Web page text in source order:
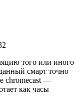
того или иного
смарт точно
chromecast —
как часы